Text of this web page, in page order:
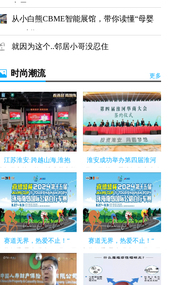
童展
从小白熊CBME智能展馆，带你读懂“母婴
4.0时代下
就因为这个..邻居小哥没忍住
日本AILEBEBE婴儿推车FLACOT国内首发
时尚潮流 更多
江苏淮安:跨越山海,淮抱
迎战泰州队。经过90分钟激
战，淮安队...
淮安成功举办第四届淮河
正式开幕,近200位知名侨领华
商代表出...
赛道无界，热爱不止！“
晚,喜德盛杯2024环海南岛国际
赛道无界，热爱不止！“
晚,喜德盛杯2024环海南岛国际
公路自...